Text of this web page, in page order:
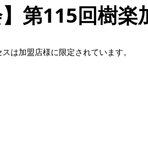
】第115回樹
は加盟店様に限定されています。